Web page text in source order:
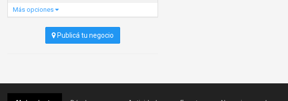
Más opciones
Publicá tu negocio